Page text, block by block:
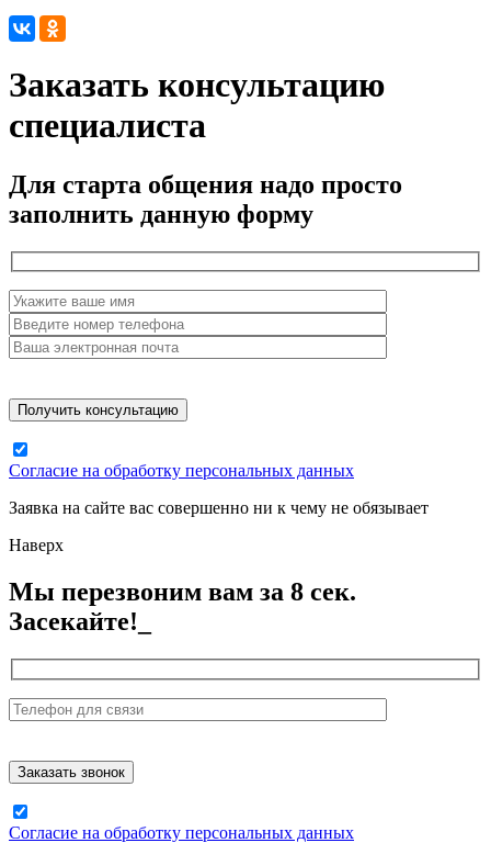
Заказать консультацию
специалиста
Для старта общения надо просто
заполнить данную форму
Согласие на обработку персональных данных
Заявка на сайте вас совершенно ни к чему не обязывает
Наверх
Мы перезвоним вам за 8 сек.
Засекайте!_
Согласие на обработку персональных данных